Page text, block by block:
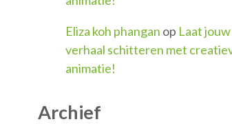
Eliza koh phangan op Laat jouw
verhaal schitteren met
animatie!
Archief